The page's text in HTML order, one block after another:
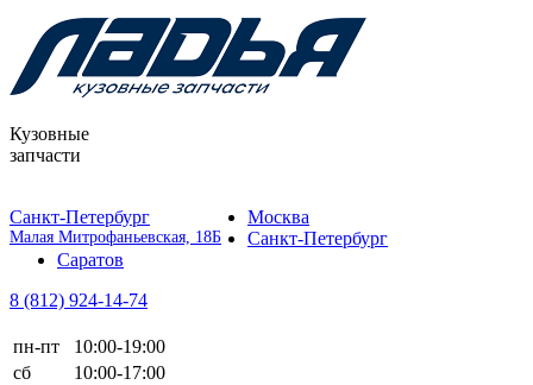
Кузовные
запчасти
Санкт-Петербург
Малая Митрофаньевская, 18Б
Москва
Санкт-Петербург
Саратов
8 (812) 924-14-74
пн-пт
10:00-19:00
сб
10:00-17:00